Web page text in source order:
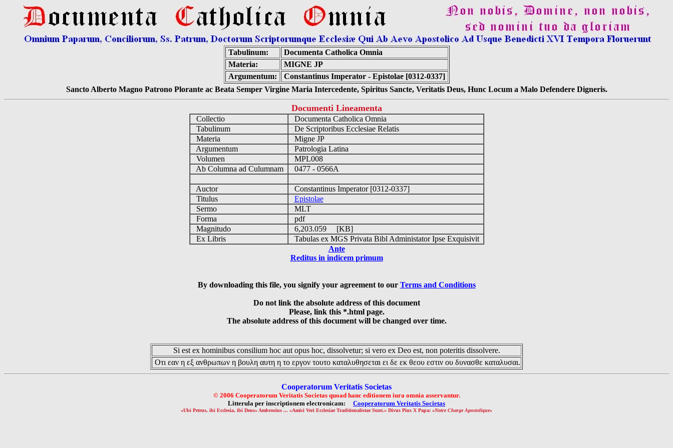
Tabulinum:
Documenta Catholica Omnia
Materia:
MIGNE JP
Argumentum:
Constantinus Imperator - Epistolae [0312-0337]
Sancto Alberto Magno Patrono Plorante ac Beata Semper Virgine Maria Intercedente, Spiritus Sancte, Veritatis Deus, Hunc Locum a Malo Defendere Digneris.
Documenti Lineamenta
Collectio
Documenta Catholica Omnia
Tabulinum
De Scriptoribus Ecclesiae Relatis
Materia
Migne JP
Argumentum
Patrologia Latina
Volumen
MPL008
Ab Columna ad Culumnam
0477 - 0566A
Auctor
Constantinus Imperator [0312-0337]
Titulus
Epistolae
Sermo
MLT
Forma
pdf
Magnitudo
6,203.059 [KB]
Ex Libris
Tabulas ex MGS Privata Bibl Administator Ipse Exquisivit
Ante
Reditus in indicem primum
By downloading this file, you signify your agreement to our Terms and Conditions
Do not link the absolute address of this document
Please, link this *.html page.
The absolute address of this document will be changed over time.
Si est ex hominibus consilium hoc aut opus hoc, dissolvetur; si vero ex Deo est, non poteritis dissolvere.
Οτι εαν η εξ ανθρωπων η βουλη αυτη η το εργον τουτο καταλυθησεται ει δε εκ θεου εστιν ου δυνασθε καταλυσαι.
Cooperatorum Veritatis Societas
© 2006 Cooperatorum Veritatis Societas quoad hanc editionem iura omnia asservantur.
Litterula per inscriptionem electronicam: Cooperatorum Veritatis Societas
«Ubi Petrus, ibi Ecclesia, ibi Deus» Ambrosius ... «Amici Veri Ecclesiae Traditionalistae Sunt.» Divus Pius X Papa: «Notre Charge Apostolique»